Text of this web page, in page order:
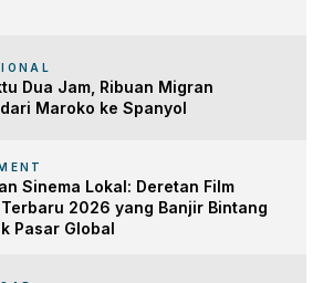
Dua Jam, Ribuan Migran
Maroko ke Spanyol
Sinema Lokal: Deretan Film
2026 yang Banjir Bintang
Pasar Global